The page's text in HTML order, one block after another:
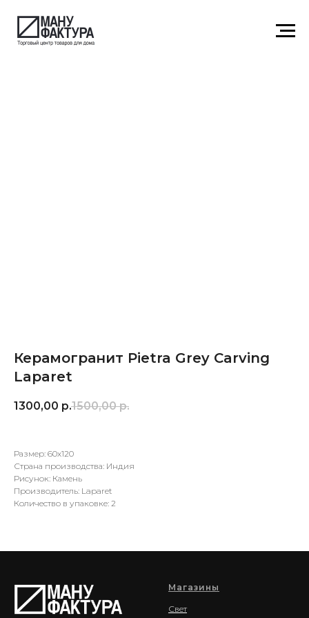
Керамогранит Pietra Grey Carving
Laparet
1300,00 р.1500,00 р.
Размер: 60x120
Страна производства: Индия
Рисунок: Камень
Производитель: Laparet
Количество в упаковке: 2
Магазины
Свет